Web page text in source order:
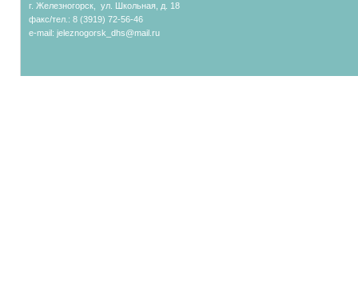
г. Железногорск, ул. Школьная, д. 18
факс/тел.: 8 (3919) 72-56-46
e-mail: jeleznogorsk_dhs@mail.ru